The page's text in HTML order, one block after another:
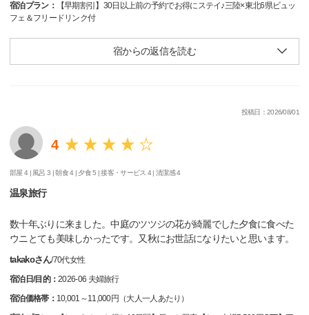
宿泊プラン：
【早期割引】30日以上前の予約でお得にステイ♪三陸×東北6県ビュッ
フェ＆フリードリンク付
宿からの返信を読む
投稿日：2026/08/01
4
部屋 4 | 風呂 3 |朝食 4 | 夕食 5 |接客・サービス 4 |清潔感 4
温泉旅行
数十年ぶりに来ました。中庭のツツジの花が綺麗でした夕食に食べた
ウニとても美味しかったです。又秋にお世話になりたいと思います。
takakoさん/70代女性
宿泊日/目的：2026-06 夫婦旅行
宿泊価格帯： 10,001～11,000円（大人一人あたり）